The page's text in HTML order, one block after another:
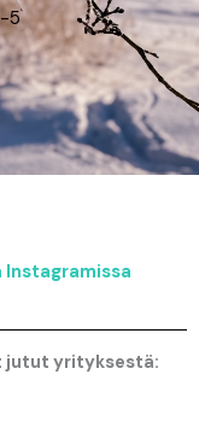
5
Instagramissa
jutut yrityksestä: